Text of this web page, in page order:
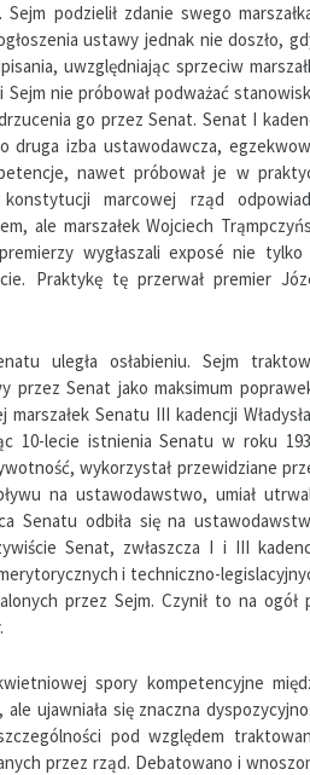
podzielił zdanie swego
ustawy jednak nie doszło,
uwzględniając sprzeciw
nie próbował podważać
go przez Senat. Senat I
druga izba ustawodawcza,
nawet próbował je w
marcowej rząd
ale marszałek Wojciech
wygłaszali exposé nie
Praktykę tę przerwał premier
uległa osłabieniu. Sejm
przez Senat jako maksimum
marszałek Senatu III kadencji
10-lecie istnienia Senatu w roku
wykorzystał przewidziane
na ustawodawstwo, umiał
Senatu odbiła się na
Senat, zwłaszcza I i III
i techniczno-
przez Sejm. Czynił to na ogół
spory kompetencyjne
ale ujawniała się znaczna
pod względem
przez rząd. Debatowano i